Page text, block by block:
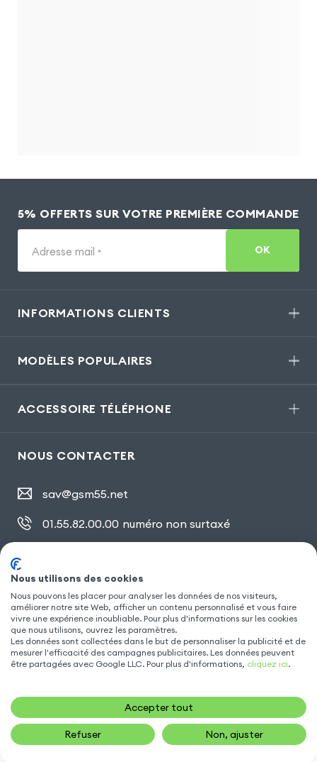
€ AJOUTER AU PANIER
5% OFFERTS SUR VOTRE PREMIÈRE COMMANDE
Adresse mail * OK
INFORMATIONS CLIENTS
MODÈLES POPULAIRES
ACCESSOIRE TÉLÉPHONE
NOUS CONTACTER
sav@gsm55.net
01.55.82.00.00 numéro non surtaxé
SUIVEZ NOUS
Nous utilisons des cookies
Nous pouvons les placer pour analyser les données de nos visiteurs,
améliorer notre site Web, afficher un contenu personnalisé et vous faire
vivre une expérience inoubliable. Pour plus d'informations sur les cookies
que nous utilisons, ouvrez les paramètres.
Les données sont collectées dans le but de personnaliser la publicité et de
mesurer l'efficacité des campagnes publicitaires. Les données peuvent
être partagées avec Google LLC. Pour plus d'informations, cliquez ici.
Accepter tout
Refuser Non, ajuster